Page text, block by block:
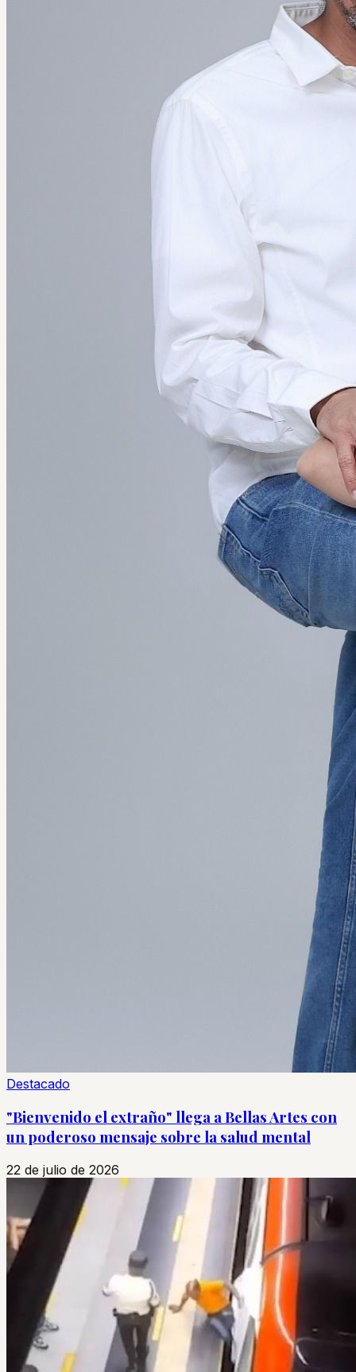
Destacado
"Bienvenido el extraño" llega a Bellas Artes con
un poderoso mensaje sobre la salud mental
22 de julio de 2026